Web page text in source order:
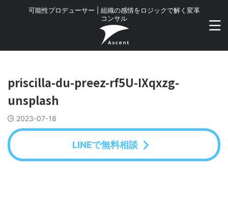
可能性プロデューサー | 組織の感情をロジックで解く変革
コンサル
priscilla-du-preez-rf5U-IXqxzg-
unsplash
2023-07-18
LINEで無料相談